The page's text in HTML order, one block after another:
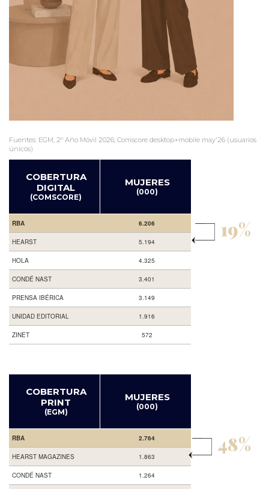
Fuentes: EGM, 2º Año Móvil 2026; Comscore desktop+mobile may'26 (usuarios
únicos)
COBERTURA
DIGITAL
(COMSCORE)
MUJERES
(000)
RBA 6.206 19%
HEARST 5.194
HOLA 4.325
CONDÉ NAST 3.401
PRENSA IBÉRICA 3.149
UNIDAD EDITORIAL 1.916
ZINET 572
COBERTURA
PRINT
(EGM)
MUJERES
(000)
RBA 2.764 48%
HEARST MAGAZINES 1.863
CONDÉ NAST 1.264